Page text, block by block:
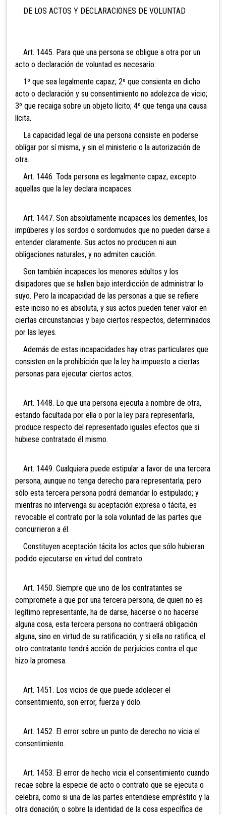
DE LOS ACTOS Y DECLARACIONES DE VOLUNTAD
Art. 1445. Para que una persona se obligue a otra por un
acto o declaración de voluntad es necesario:
1º que sea legalmente capaz; 2º que consienta en dicho
acto o declaración y su consentimiento no adolezca de vicio;
3º que recaiga sobre un objeto lícito; 4º que tenga una causa
lícita.
La capacidad legal de una persona consiste en poderse
obligar por sí misma, y sin el ministerio o la autorización de
otra.
Art. 1446. Toda persona es legalmente capaz, excepto
aquellas que la ley declara incapaces.
Art. 1447. Son absolutamente incapaces los dementes, los
impúberes y los sordos o sordomudos que no pueden darse a
entender claramente. Sus actos no producen ni aun
obligaciones naturales, y no admiten caución.
Son también incapaces los menores adultos y los
disipadores que se hallen bajo interdicción de administrar lo
suyo. Pero la incapacidad de las personas a que se refiere
este inciso no es absoluta, y sus actos pueden tener valor en
ciertas circunstancias y bajo ciertos respectos, determinados
por las leyes.
Además de estas incapacidades hay otras particulares que
consisten en la prohibición que la ley ha impuesto a ciertas
personas para ejecutar ciertos actos.
Art. 1448. Lo que una persona ejecuta a nombre de otra,
estando facultada por ella o por la ley para representarla,
produce respecto del representado iguales efectos que si
hubiese contratado él mismo.
Art. 1449. Cualquiera puede estipular a favor de una tercera
persona, aunque no tenga derecho para representarla; pero
sólo esta tercera persona podrá demandar lo estipulado; y
mientras no intervenga su aceptación expresa o tácita, es
revocable el contrato por la sola voluntad de las partes que
concurrieron a él.
Constituyen aceptación tácita los actos que sólo hubieran
podido ejecutarse en virtud del contrato.
Art. 1450. Siempre que uno de los contratantes se
compromete a que por una tercera persona, de quien no es
legítimo representante, ha de darse, hacerse o no hacerse
alguna cosa, esta tercera persona no contraerá obligación
alguna, sino en virtud de su ratificación; y si ella no ratifica, el
otro contratante tendrá acción de perjuicios contra el que
hizo la promesa.
Art. 1451. Los vicios de que puede adolecer el
consentimiento, son error, fuerza y dolo.
Art. 1452. El error sobre un punto de derecho no vicia el
consentimiento.
Art. 1453. El error de hecho vicia el consentimiento cuando
recae sobre la especie de acto o contrato que se ejecuta o
celebra, como si una de las partes entendiese empréstito y la
otra donación; o sobre la identidad de la cosa específica de